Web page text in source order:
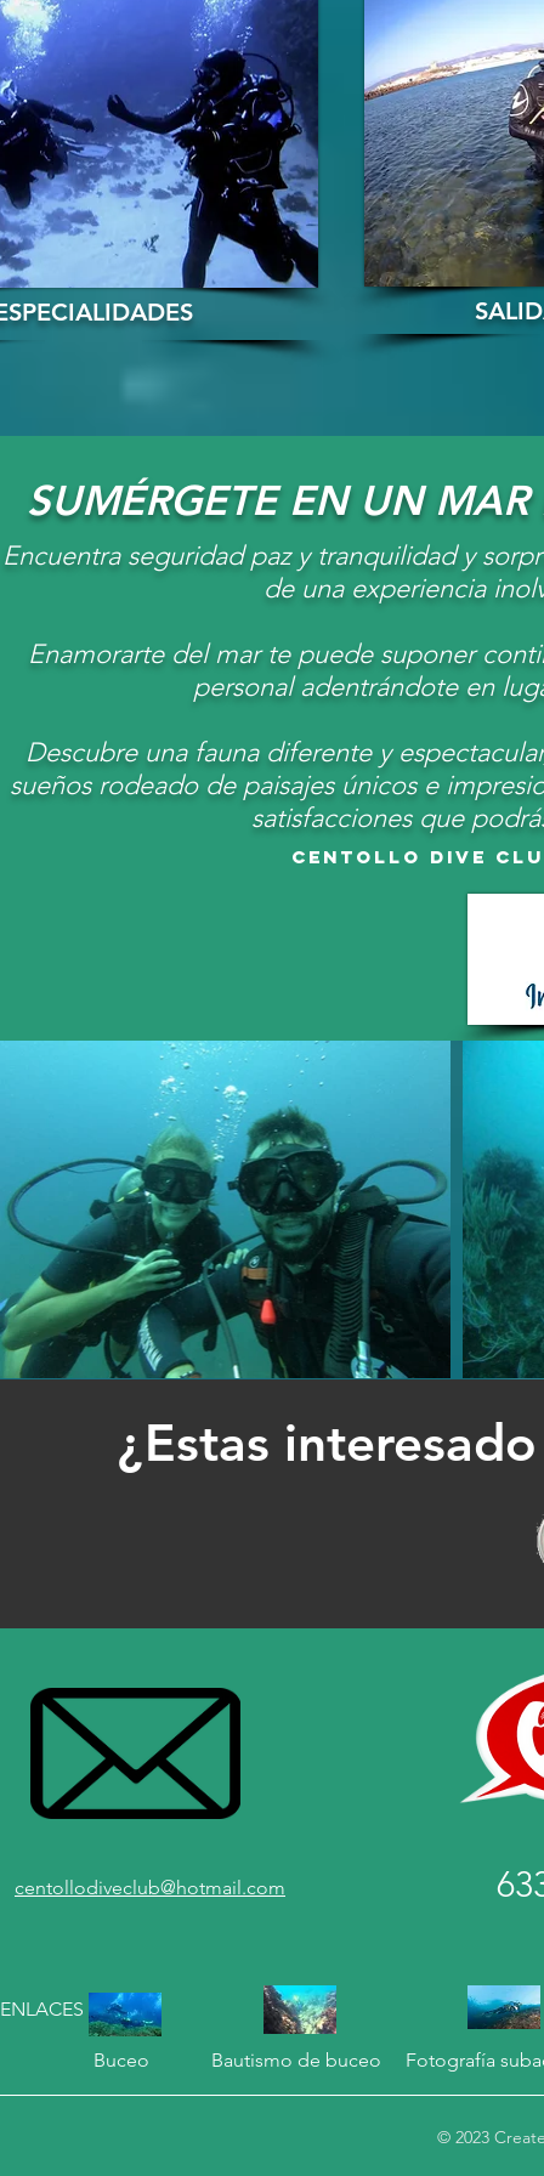
SUMÉRGETE EN UN
Encuentra seguridad paz y tranquilidad y
de una experiencia
Enamorarte del mar te puede suponer
personal adentrándote en
Descubre una fauna diferente y
sueños rodeado de paisajes únicos e
satisfacciones que
Centollo Dive
¿Estas
centollodiveclub@hotmail.com
ENLACES
Buceo Bautismo de buceo Fotografía
© 2023